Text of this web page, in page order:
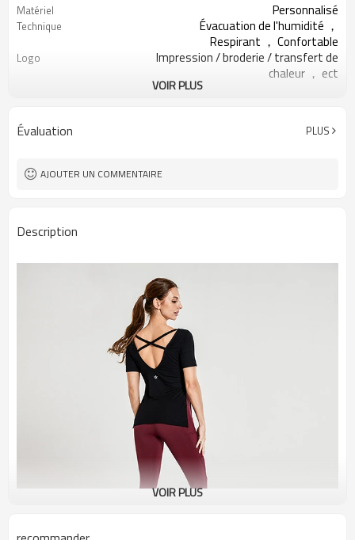
Matériel Personnalisé
Technique
Évacuation de l'humidité ，
Respirant ， Confortable
Logo
Impression / broderie / transfert de
chaleur ， ect
Couleur
Étiquette et étiquette Accueilli
VOIR PLUS
Évaluation PLUS
AJOUTER UN COMMENTAIRE
Description
VOIR PLUS